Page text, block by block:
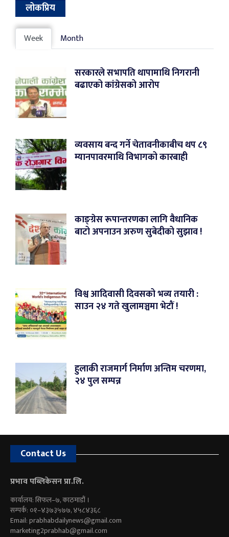
लोकप्रिय
Week Month
सरकारले सभापति थापामाथि निगरानी
बढाएको कांग्रेसको आरोप
व्यवसाय बन्द गर्ने चेतावनीकाबीच थप ८९
म्यानपावरमाथि विभागको कारबाही
काङ्ग्रेस रूपान्तरणका लागि वैधानिक
बाटो अपनाउन अरुण सुबेदीको सुझाव !
विश्व आदिवासी दिवसको भव्य तयारी :
साउन २४ गते खुलामञ्चमा भेटौं !
हुलाकी राजमार्ग निर्माण अन्तिम चरणमा,
२४ पुल सम्पन्न
Contact Us
प्रभाव पब्लिकेसन प्रा.लि.
कार्यालय: सिफल–७, काठमाडौं ।
सम्पर्क: ०१–४३७३५७७, ४५८४३६८
Email:prabhabdailynews@gmail.com
marketing2prabhab@gmail.com